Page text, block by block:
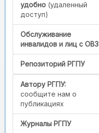
удобно (удаленный
доступ)
Обслуживание
инвалидов и лиц с ОВЗ
Репозиторий РГПУ
Автору РГПУ:
сообщите нам о
публикациях
Журналы РГПУ